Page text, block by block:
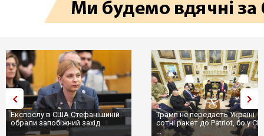
Експослу в США Стефанішиній
обрали запобіжний захід
Трамп не передасть Україні
сотні ракет до Patriot, бо у
...